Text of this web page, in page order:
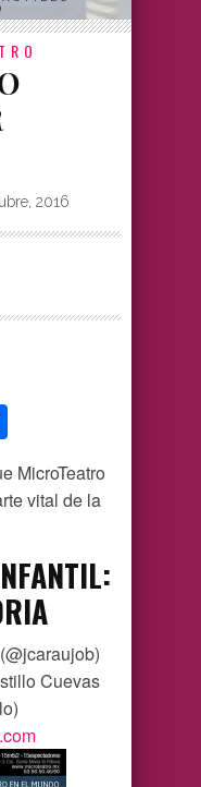
2016
MicroTeatro
vital de la
Cuevas